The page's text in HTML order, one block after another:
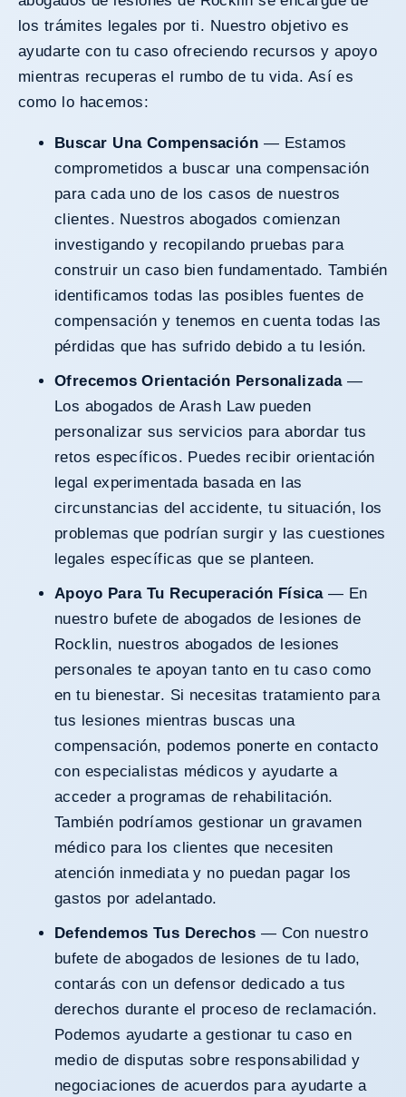
los trámites legales por ti. Nuestro objetivo es
ayudarte con tu caso ofreciendo recursos y apoyo
mientras recuperas el rumbo de tu vida. Así es
como lo hacemos:
Buscar Una Compensación — Estamos
comprometidos a buscar una compensación
para cada uno de los casos de nuestros
clientes. Nuestros abogados comienzan
investigando y recopilando pruebas para
construir un caso bien fundamentado. También
identificamos todas las posibles fuentes de
compensación y tenemos en cuenta todas las
pérdidas que has sufrido debido a tu lesión.
Ofrecemos Orientación Personalizada—
Los abogados de Arash Law pueden
personalizar sus servicios para abordar tus
retos específicos. Puedes recibir orientación
legal experimentada basada en las
circunstancias del accidente, tu situación, los
problemas que podrían surgir y las cuestiones
legales específicas que se planteen.
Apoyo Para Tu Recuperación Física— En
nuestro bufete de abogados de lesiones de
Rocklin, nuestros abogados de lesiones
personales te apoyan tanto en tu caso como
en tu bienestar. Si necesitas tratamiento para
tus lesiones mientras buscas una
compensación, podemos ponerte en contacto
con especialistas médicos y ayudarte a
acceder a programas de rehabilitación.
También podríamos gestionar un gravamen
médico para los clientes que necesiten
atención inmediata y no puedan pagar los
gastos por adelantado.
Defendemos Tus Derechos — Con nuestro
bufete de abogados de lesiones de tu lado,
contarás con un defensor dedicado a tus
derechos durante el proceso de reclamación.
Podemos ayudarte a gestionar tu caso en
medio de disputas sobre responsabilidad y
negociaciones de acuerdos para ayudarte a